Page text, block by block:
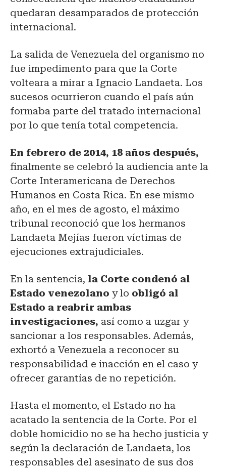
quedaran desamparados de protección
internacional.
La salida de Venezuela del organismo no
fue impedimento para que la Corte
volteara a mirar a Ignacio Landaeta. Los
sucesos ocurrieron cuando el país aún
formaba parte del tratado internacional
por lo que tenía total competencia.
En febrero de 2014, 18 años después,
finalmente se celebró la audiencia ante la
Corte Interamericana de Derechos
Humanos en Costa Rica. En ese mismo
año, en el mes de agosto, el máximo
tribunal reconoció que los hermanos
Landaeta Mejías fueron víctimas de
ejecuciones extrajudiciales.
En la sentencia, la Corte condenó al
Estado venezolano y lo obligó al
Estado a reabrir ambas
investigaciones, así como a uzgar y
sancionar a los responsables. Además,
exhortó a Venezuela a reconocer su
responsabilidad e inacción en el caso y
ofrecer garantías de no repetición.
Hasta el momento, el Estado no ha
acatado la sentencia de la Corte. Por el
doble homicidio no se ha hecho justicia y
según la declaración de Landaeta, los
responsables del asesinato de sus dos